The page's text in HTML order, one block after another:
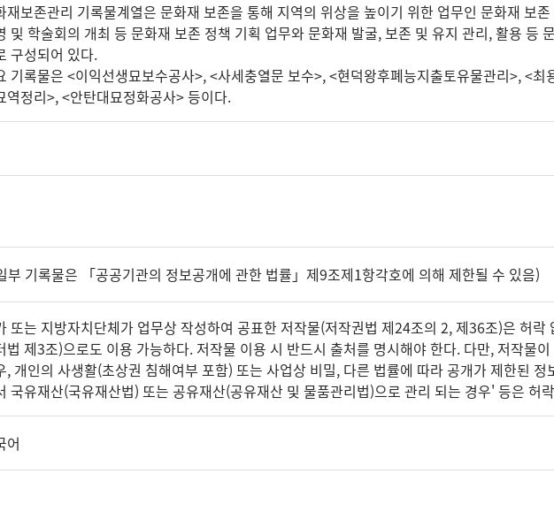
재보존관리 기록물계열은 문화재 보존을 통해 지역의 위상을 높이기 위한 업무인 문화재 보
및 학술회의 개최 등 문화재 보존 정책 기획 업무와 문화재 발굴, 보존 및 유지 관리, 활용 등
구성되어 있다.
기록물은 <이익선생묘보수공사>, <사세충열문 보수>, <현덕왕후폐능지출토유물관리>, <
역정리>, <안탄대묘정화공사> 등이다.
부 기록물은 「공공기관의 정보공개에 관한 법률」제9조제1항각호에 의해 제한될 수 있음)
또는 지방자치단체가 업무상 작성하여 공표한 저작물(저작권법 제24조의 2, 제36조)은 허락
법 제3조)으로도 이용 가능하다. 저작물 이용 시 반드시 출처를 명시해야 한다. 다만, 저작물
, 개인의 사생활(초상권 침해여부 포함) 또는 사업상 비밀, 다른 법률에 따라 공개가 제한된
국유재산(국유재산법) 또는 공유재산(공유재산 및 물품관리법)으로 관리 되는 경우' 등은 허
어